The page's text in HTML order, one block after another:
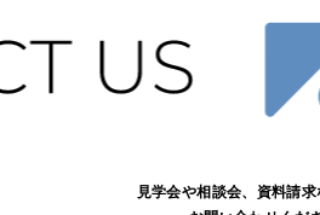
見学会や相談会、資料請